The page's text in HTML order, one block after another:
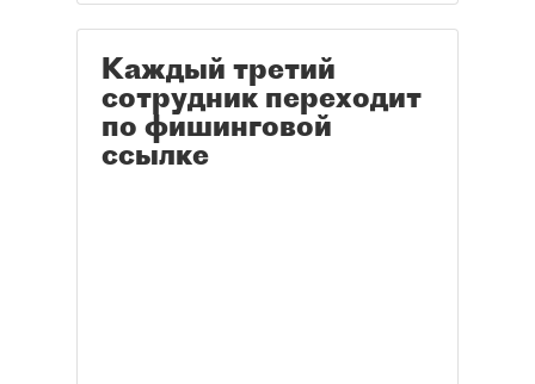
Каждый третий
сотрудник переходит
по фишинговой
ссылке